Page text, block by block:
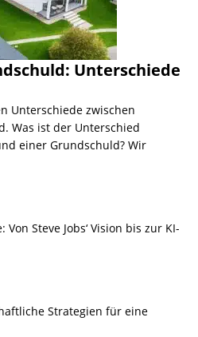
Unterschiede
Unterschiede zwischen
Was ist der Unterschied
einer Grundschuld? Wir
Steve Jobs‘ Vision bis zur KI-
Strategien für eine